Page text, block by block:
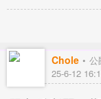
Chole 公
25-6-12